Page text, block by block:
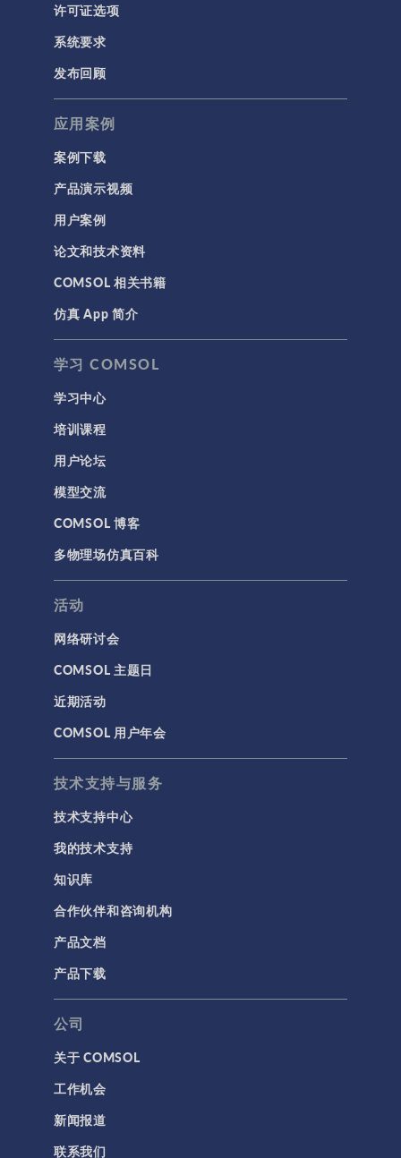
许可证选项
系统要求
发布回顾
应用案例
案例下载
产品演示视频
用户案例
论文和技术资料
COMSOL 相关书籍
仿真 App 简介
学习 COMSOL
学习中心
培训课程
用户论坛
模型交流
COMSOL 博客
多物理场仿真百科
活动
网络研讨会
COMSOL 主题日
近期活动
COMSOL 用户年会
技术支持与服务
技术支持中心
我的技术支持
知识库
合作伙伴和咨询机构
产品文档
产品下载
公司
关于 COMSOL
工作机会
新闻报道
联系我们